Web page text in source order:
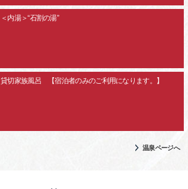
＜内湯＞“石割の湯”
貸切家族風呂 【宿泊者のみのご利用になります。】
温泉ページへ